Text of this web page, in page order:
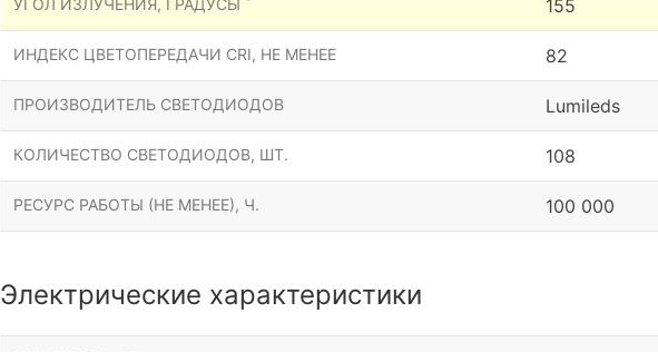
УГОЛ ИЗЛУЧЕНИЯ, ГРАДУСЫ 155
ИНДЕКС ЦВЕТОПЕРЕДАЧИ CRI, НЕ МЕНЕЕ 82
ПРОИЗВОДИТЕЛЬ СВЕТОДИОДОВ Lumileds
КОЛИЧЕСТВО СВЕТОДИОДОВ, ШТ. 108
РЕСУРС РАБОТЫ (НЕ МЕНЕЕ), Ч. 100 000
Электрические характеристики